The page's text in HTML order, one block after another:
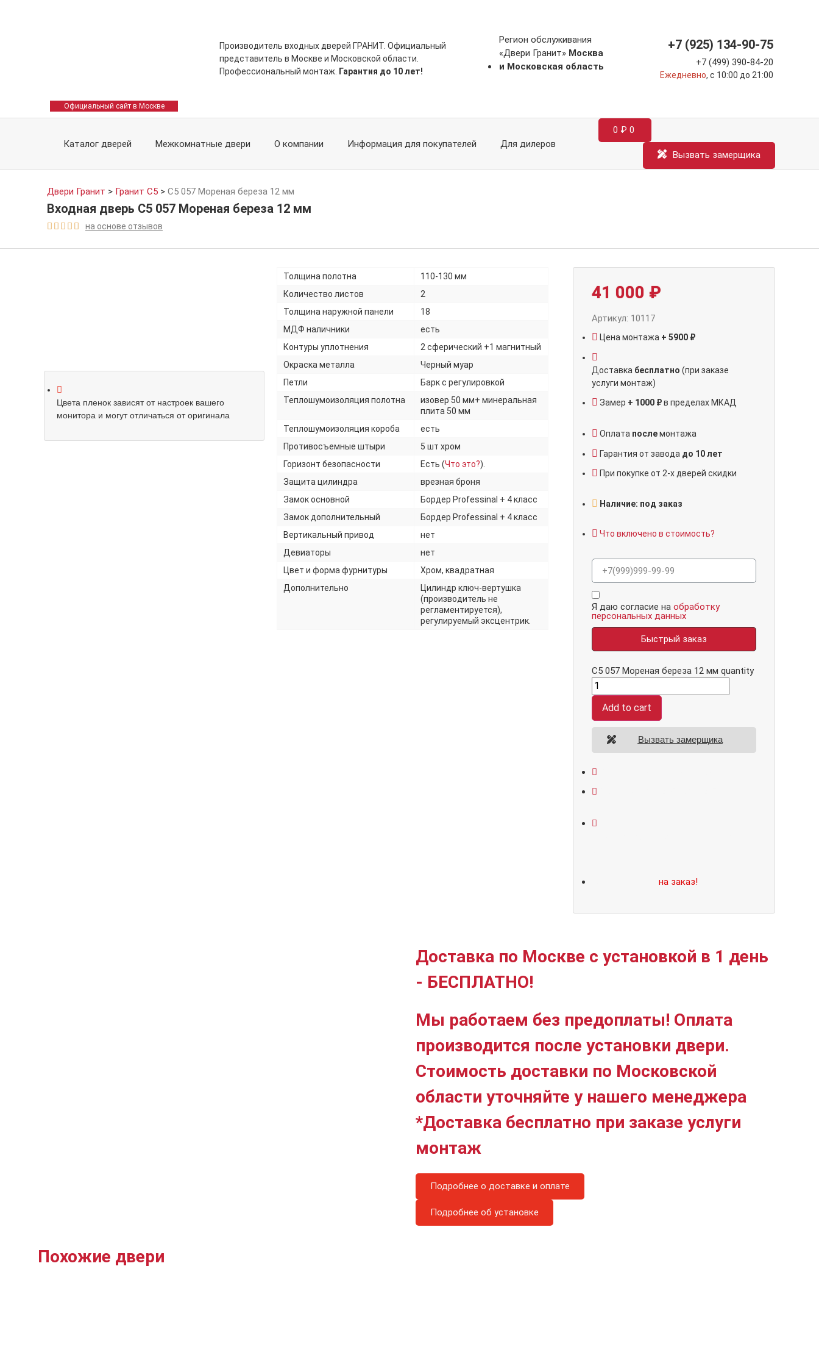
Официальный сайт в Москве
Производитель входных дверей ГРАНИТ. Официальный
представитель в Москве и Московской области.
Профессиональный монтаж.
Гарантия до 10 лет!
Регион обслуживания
«Двери Гранит» Москва
и Московская область
+7 (925) 134-90-75
+7 (499) 390-84-20
Ежедневно, с 10:00 до 21:00
Каталог дверей Межкомнатные двери О компании Информация для покупателей Для дилеров
0 ₽ 0
Вызвать замерщика
Двери Гранит > Гранит С5 > С5 057 Мореная береза 12 мм
Входная дверь С5 057 Мореная береза 12 мм
     на основе отзывов
Цвета пленок зависят от настроек вашего
монитора и могут отличаться от оригинала
Толщина полотна
110-130 мм
Количество листов
2
Толщина наружной панели
18
МДФ наличники
есть
Контуры уплотнения
2 сферический +1 магнитный
Окраска металла
Черный муар
Петли
Барк с регулировкой
Теплошумоизоляция полотна
изовер 50 мм+ минеральная
плита 50 мм
Теплошумоизоляция короба
есть
Противосъемные штыри
5 шт хром
Горизонт безопасности
Есть (Что это?).
Защита цилиндра
врезная броня
Замок основной
Бордер Professinal + 4 класс
Замок дополнительный
Бордер Professinal + 4 класс
Вертикальный привод
нет
Девиаторы
нет
Цвет и форма фурнитуры
Хром, квадратная
Дополнительно
Цилиндр ключ-вертушка
(производитель не
регламентируется),
регулируемый эксцентрик.
41 000 ₽
Артикул: 10117
Цена монтажа + 5900 ₽
Доставка бесплатно (при заказе
услуги монтаж)
Замер + 1000 ₽в пределах МКАД
Оплата послемонтажа
Гарантия от завода до 10 лет
При покупке от 2-х дверей скидки
Наличие: под заказ
Что включено в стоимость?
Я даю согласие на обработку
персональных данных
Быстрый заказ
С5 057 Мореная береза 12 мм quantity
Add to cart
Вызвать замерщика
на заказ!
Доставка по Москве с установкой в 1 день
- БЕСПЛАТНО!
Мы работаем без предоплаты! Оплата
производится после установки двери.
Стоимость доставки по Московской
области уточняйте у нашего менеджера
*Доставка бесплатно при заказе услуги
монтаж
Подробнее о доставке и оплате
Подробнее об установке
Похожие двери